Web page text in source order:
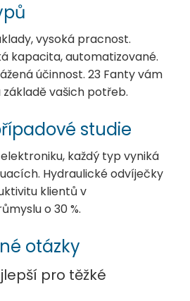
vysoká pracnost.
kapacita, automatizované.
účinnost.23 Fanty vám
vašich potřeb.
studie
každý typ vyniká
Hydraulické odvíječky
klientů v
o 30 %.
otázky
pro těžké